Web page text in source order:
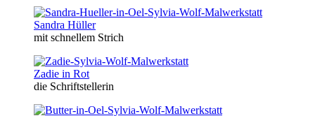
Sandra Hüller
mit schnellem Strich
Zadie in Rot
die Schriftstellerin